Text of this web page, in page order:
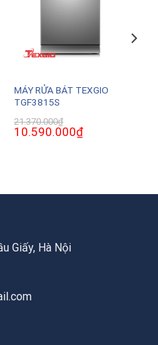
MÁY RỬA BÁT TEXGIO
TGF3815S
21.370.000₫
Giá
gốc
10.590.000₫Giá
hiện
Giấy, Hà Nội